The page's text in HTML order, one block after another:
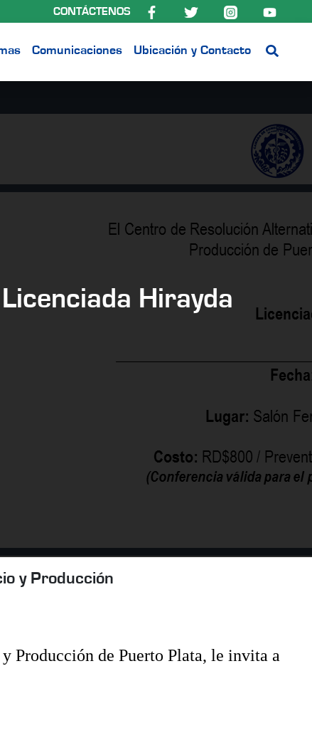
CONTÁCTENOS
Comunicaciones Ubicación y Contacto
Hirayda
y Producción
Producción de Puerto Plata, le invita a